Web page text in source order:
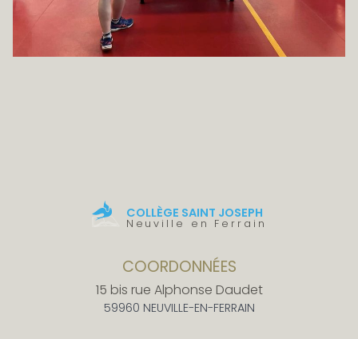
COLLÈGE SAINT JOSEPH
Neuville en Ferrain
COORDONNÉES
15 bis rue Alphonse Daudet
59960 NEUVILLE-EN-FERRAIN